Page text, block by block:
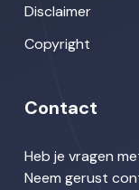
Disclaimer
Copyright
Contact
Heb je vragen
Neem gerust